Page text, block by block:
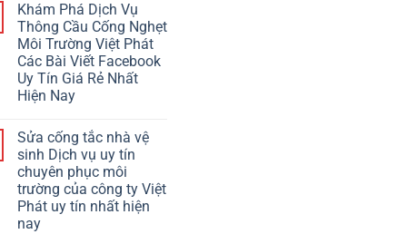
Khám Phá Dịch Vụ
Thông Cầu Cống Nghẹt
Môi Trường Việt Phát
Các Bài Viết Facebook
Uy Tín Giá Rẻ Nhất
Hiện Nay
Sửa cống tắc nhà vệ
sinh Dịch vụ uy tín
chuyên phục môi
trường của công ty Việt
Phát uy tín nhất hiện
nay